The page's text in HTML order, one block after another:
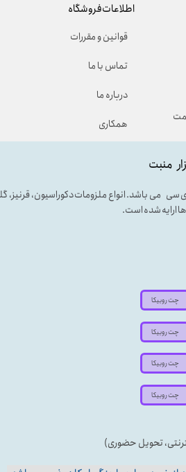
منبت
سی می باشد. انواع ملزومات دکوراسیون، قرنیز،
ارایه شده است.
تحویل حضوری)
چت روبیکا
چت روبیکا
چت روبیکا
چت روبیکا
اطلاعات فروشگاه
قوانین و مقررات
تماس با ما
درباره ما
همکاری